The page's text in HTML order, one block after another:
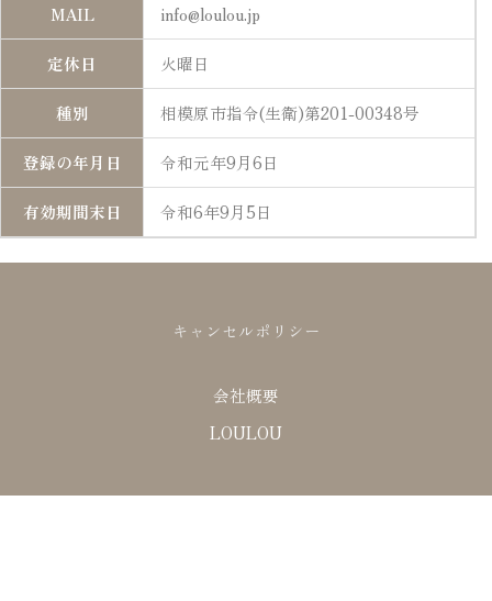
MAIL info@loulou.jp
定休日 火曜日
種別 相模原市指令(生衛)第201-00348号
登録の年月日 令和元年9月6日
有効期間末日 令和6年9月5日
キャンセルポリシー
会社概要
LOULOU